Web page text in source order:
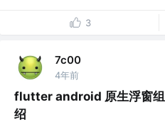
3
7c00
4年前
flutter android 原生浮窗
绍